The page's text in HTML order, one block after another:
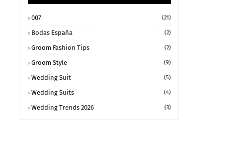
007 (21)
Bodas España (2)
Groom Fashion Tips (2)
Groom Style (9)
Wedding Suit (5)
Wedding Suits (4)
Wedding Trends 2026 (3)